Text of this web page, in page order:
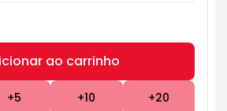
ao carrinho
+5 +10 +20